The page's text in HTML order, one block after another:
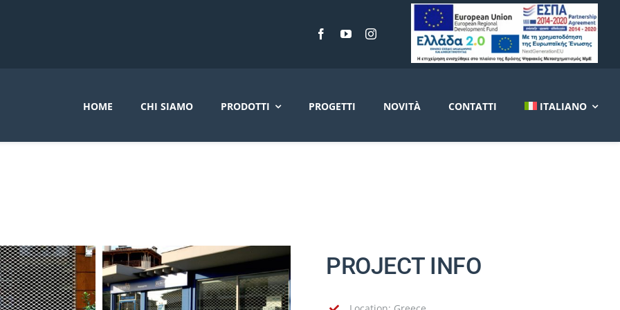
HOME CHI SIAMO PRODOTTI PROGETTI NOVITÀ CONTATTI ITALIANO
PROJECT INFO